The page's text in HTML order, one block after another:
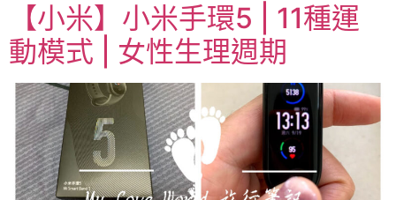
【小米】小米手環5 | 11種運
動模式 | 女性生理週期